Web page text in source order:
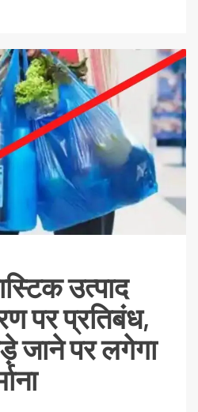
उत्पाद
पर प्रतिबंध,
जाने पर लगेगा